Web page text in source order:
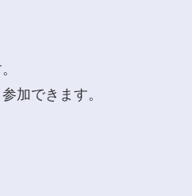
加できます。